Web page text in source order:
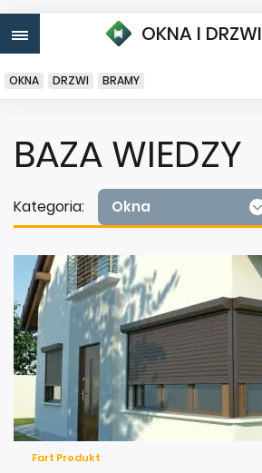
OKNA I DRZWI
OKNA DRZWI BRAMY
BAZA WIEDZY
Kategoria: Okna
Fart Produkt